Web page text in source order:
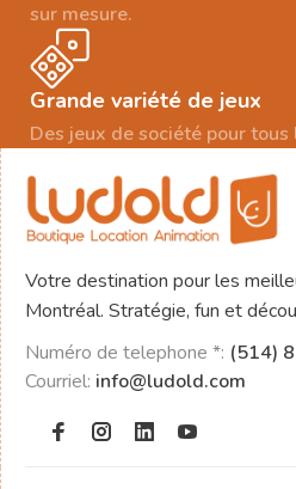
sur mesure.
Grande variété de jeux
Des jeux de société pour
Votre destination pour les
Montréal. Stratégie, fun et
Numéro de telephone *: (514)
Courriel: info@ludold.com